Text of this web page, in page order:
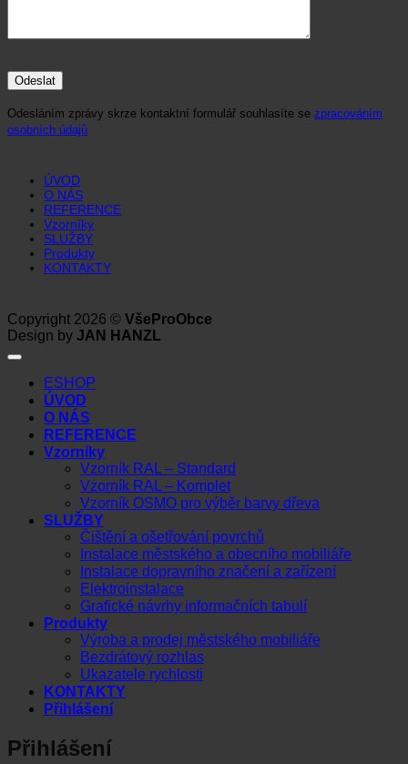
Odesláním zprávy skrze kontaktní formulář souhlasíte se zpracováním
osobních údajů
ÚVOD
O NÁS
REFERENCE
Vzorníky
SLUŽBY
Produkty
KONTAKTY
Copyright 2026 © VšeProObce
Design by JAN HANZL
ESHOP
ÚVOD
O NÁS
REFERENCE
Vzorníky
Vzorník RAL – Standard
Vzorník RAL – Komplet
Vzorník OSMO pro výběr barvy dřeva
SLUŽBY
Čištění a ošetřování povrchů
Instalace městského a obecního mobiliáře
Instalace dopravního značení a zařízení
Elektroinstalace
Grafické návrhy informačních tabulí
Produkty
Výroba a prodej městského mobiliáře
Bezdrátový rozhlas
Ukazatele rychlosti
KONTAKTY
Přihlášení
Přihlášení